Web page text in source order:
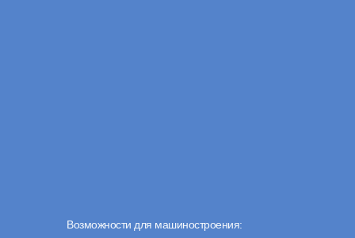
Возможности для машиностроения: